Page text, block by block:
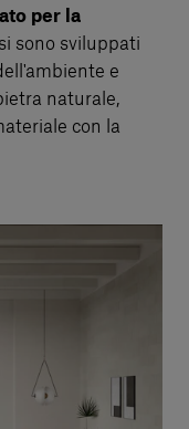
per la
sono sviluppati
e
naturale,
con la